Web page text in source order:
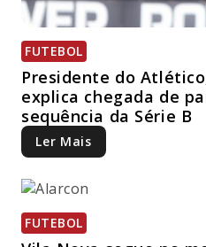
FUTEBOL
Presidente do
explica chegada de
sequência da Série B
Ler Mais
FUTEBOL